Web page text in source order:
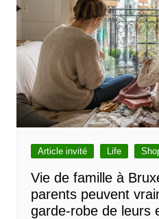
e
Article invité Life
Vie de famille à
parents peuvent
garde-robe de leurs